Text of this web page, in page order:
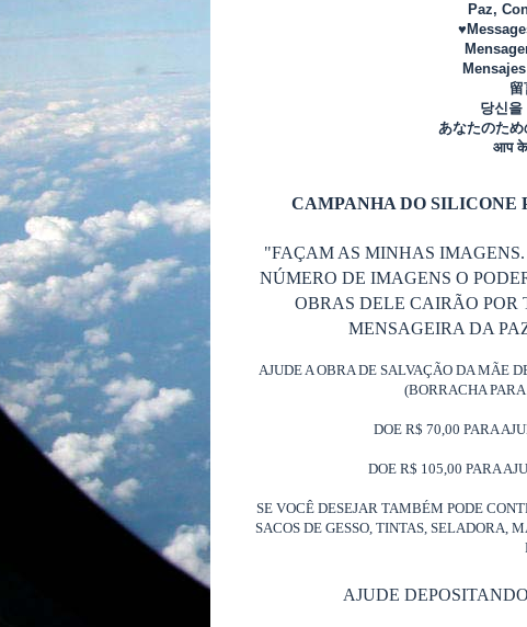
Paz,
留
당신을
あなたのため
आप के
CAMPANHA DO SILICONE
"FAÇAM AS MINHAS
NÚMERO DE IMAGENS O
OBRAS DELE CAIRÃO POR
MENSAGEIRA DA
AJUDE A OBRA DE SALVAÇÃO DA MÃE
(BORRACHA
DOE R$ 70,00 PARA
DOE R$ 105,00 PARA
SE VOCÊ DESEJAR TAMBÉM PODE
SACOS DE GESSO, TINTAS, SELADORA,
AJUDE